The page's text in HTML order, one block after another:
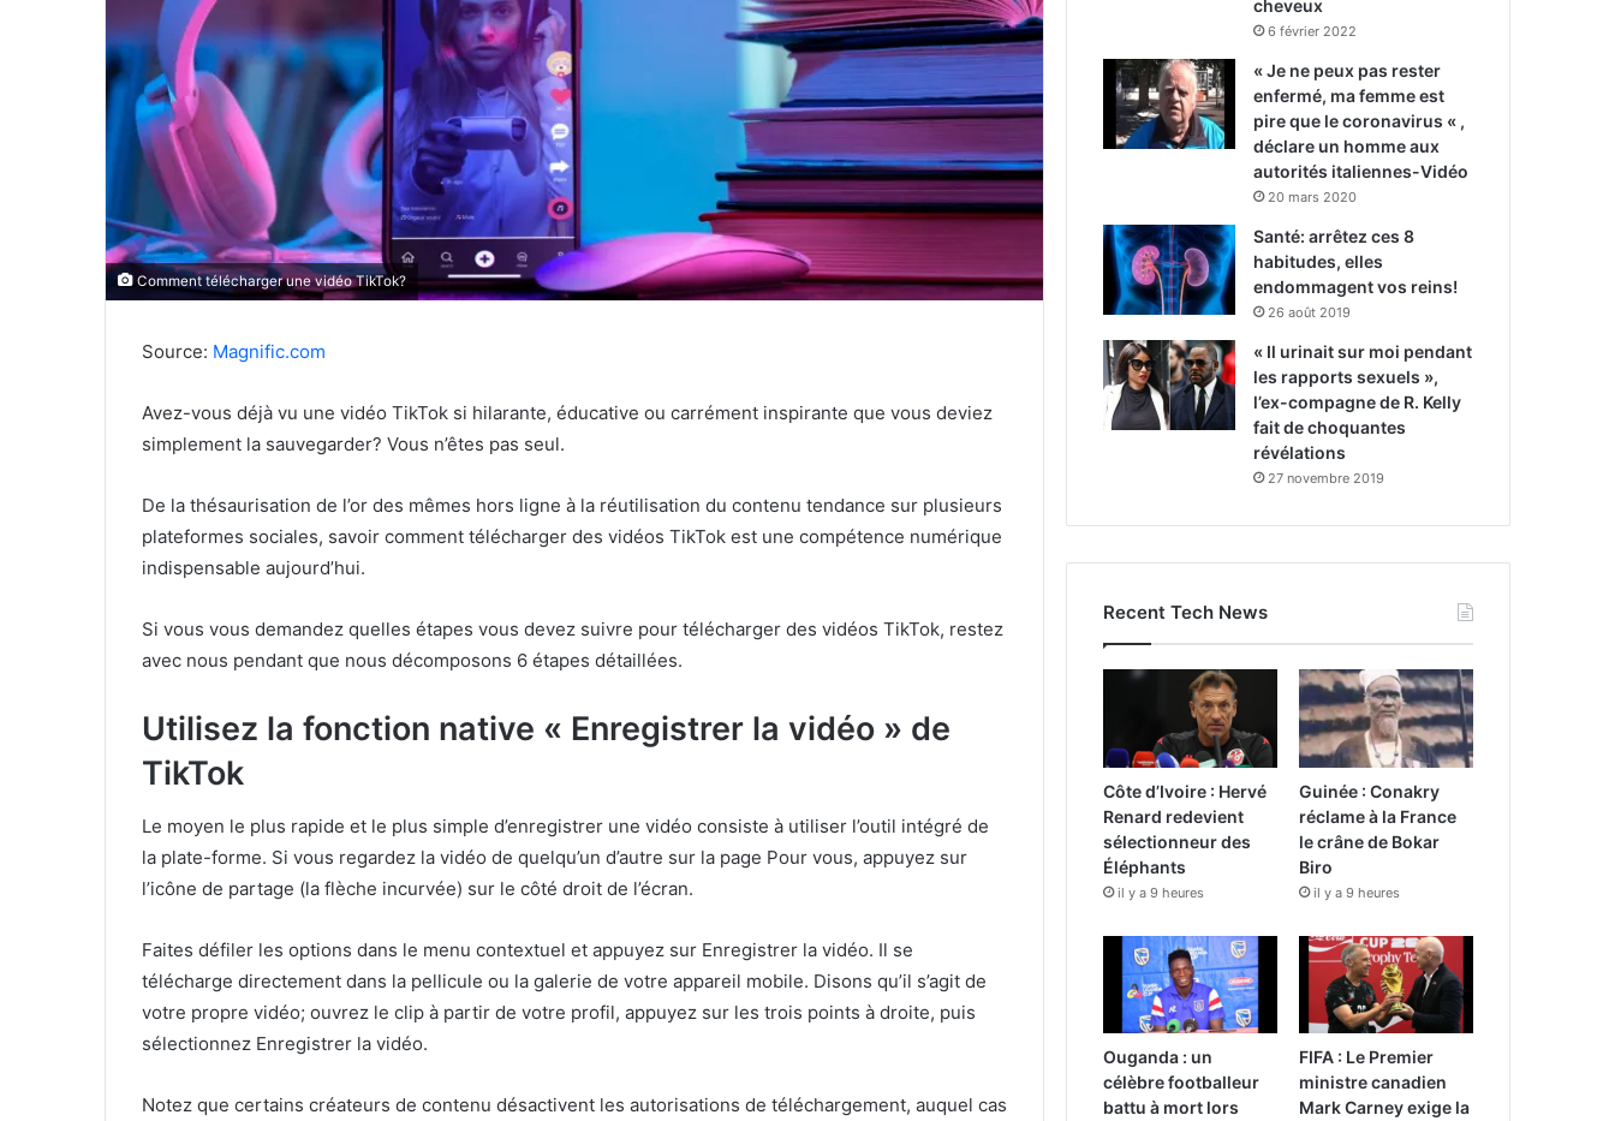
Comment télécharger une vidéo TikTok?
Source: Magnific.com
Avez-vous déjà vu une vidéo TikTok si hilarante, éducative ou carrément inspirante que vous deviez
simplement la sauvegarder? Vous n’êtes pas seul.
De la thésaurisation de l’or des mêmes hors ligne à la réutilisation du contenu tendance sur plusieurs
plateformes sociales, savoir comment télécharger des vidéos TikTok est une compétence numérique
indispensable aujourd’hui.
Si vous vous demandez quelles étapes vous devez suivre pour télécharger des vidéos TikTok, restez
avec nous pendant que nous décomposons 6 étapes détaillées.
Utilisez la fonction native « Enregistrer la vidéo » de
TikTok
Le moyen le plus rapide et le plus simple d’enregistrer une vidéo consiste à utiliser l’outil intégré de
la plate-forme. Si vous regardez la vidéo de quelqu’un d’autre sur la page Pour vous, appuyez sur
l’icône de partage (la flèche incurvée) sur le côté droit de l’écran.
Faites défiler les options dans le menu contextuel et appuyez sur Enregistrer la vidéo. Il se
télécharge directement dans la pellicule ou la galerie de votre appareil mobile. Disons qu’il s’agit de
votre propre vidéo; ouvrez le clip à partir de votre profil, appuyez sur les trois points à droite, puis
sélectionnez Enregistrer la vidéo.
Notez que certains créateurs de contenu désactivent les autorisations de téléchargement, auquel cas
cheveux
6 février 2022
« Je ne peux pas rester
enfermé, ma femme est
pire que le coronavirus « ,
déclare un homme aux
autorités italiennes-Vidéo
20 mars 2020
Santé: arrêtez ces 8
habitudes, elles
endommagent vos reins!
26 août 2019
« Il urinait sur moi pendant
les rapports sexuels »,
l’ex-compagne de R. Kelly
fait de choquantes
révélations
27 novembre 2019
Recent Tech News
Côte d’Ivoire : Hervé
Renard redevient
sélectionneur des
Éléphants
il y a 9 heures
Guinée : Conakry
réclame à la France
le crâne de Bokar
Biro
il y a 9 heures
Ouganda : un
célèbre footballeur
battu à mort lors
FIFA : Le Premier
ministre canadien
Mark Carney exige la